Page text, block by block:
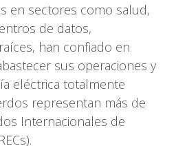
en sectores como salud,
de datos,
han confiado en
sus operaciones y
eléctrica totalmente
representan más de
Internacionales de